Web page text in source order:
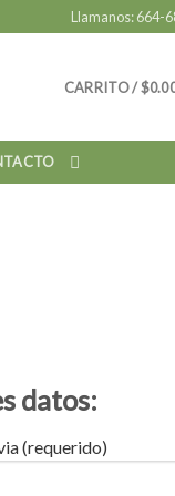
Llamanos: 664-
CARRITO /$
datos:
(requerido)